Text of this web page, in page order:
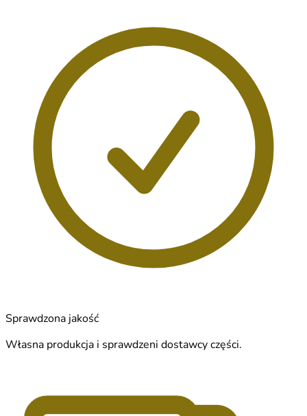
Sprawdzona jakość
Własna produkcja i sprawdzeni dostawcy części.